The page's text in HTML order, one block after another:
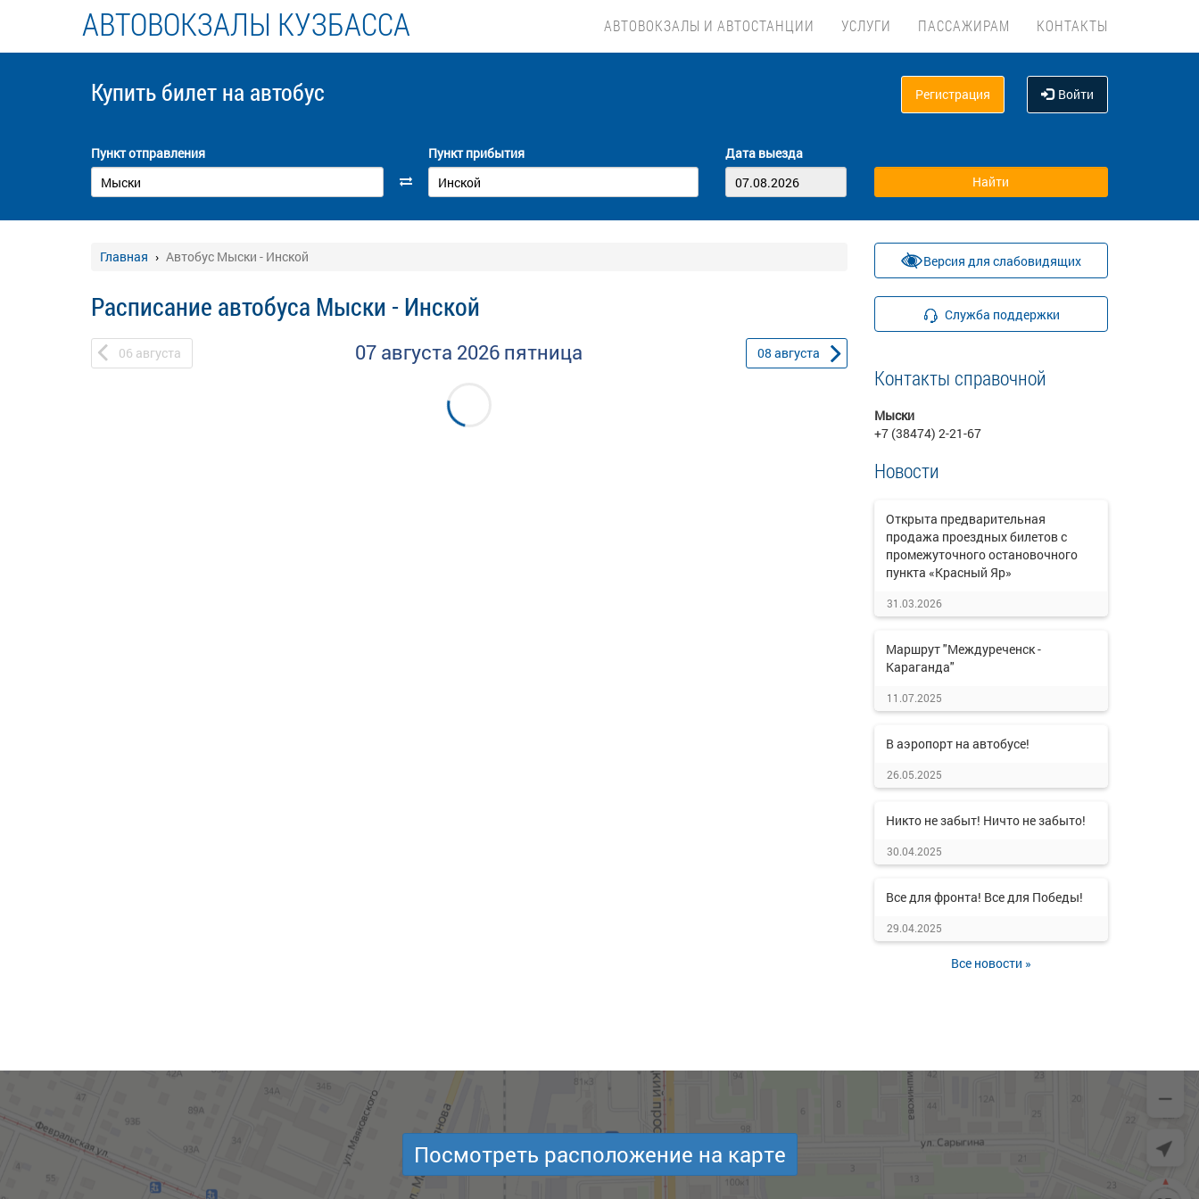
АВТОВОКЗАЛЫ КУЗБАССА АВТОВОКЗАЛЫ И АВТОСТАНЦИИ УСЛУГИ ПАССАЖИРАМ КОНТАКТЫ
Купить билет на автобус Регистрация Войти
Пункт отправления Пункт прибытия Дата выезда
Главная Автобус Мыски - Инской
Расписание автобуса Мыски - Инской
06 августа 07 августа 2026 пятница 08 августа
Версия для слабовидящих
Служба поддержки
Контакты справочной
Мыски
+7 (38474) 2-21-67
Новости
Открыта предварительная
продажа проездных билетов с
промежуточного остановочного
пункта «Красный Яр»
31.03.2026
Маршрут "Междуреченск -
Караганда"
11.07.2025
В аэропорт на автобусе!
26.05.2025
Никто не забыт! Ничто не забыто!
30.04.2025
Все для фронта! Все для Победы!
29.04.2025
Все новости »
Посмотреть расположение на карте